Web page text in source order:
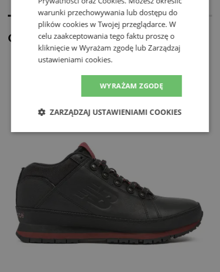
Ostatnio oglądane
warunki przechowywania lub dostępu do
plików cookies w Twojej przeglądarce. W
celu zaakceptowania tego faktu proszę o
kliknięcie w Wyrażam zgodę lub Zarządzaj
ustawieniami cookies.
WYRAŻAM ZGODĘ
ZARZĄDZAJ USTAWIENIAMI COOKIES